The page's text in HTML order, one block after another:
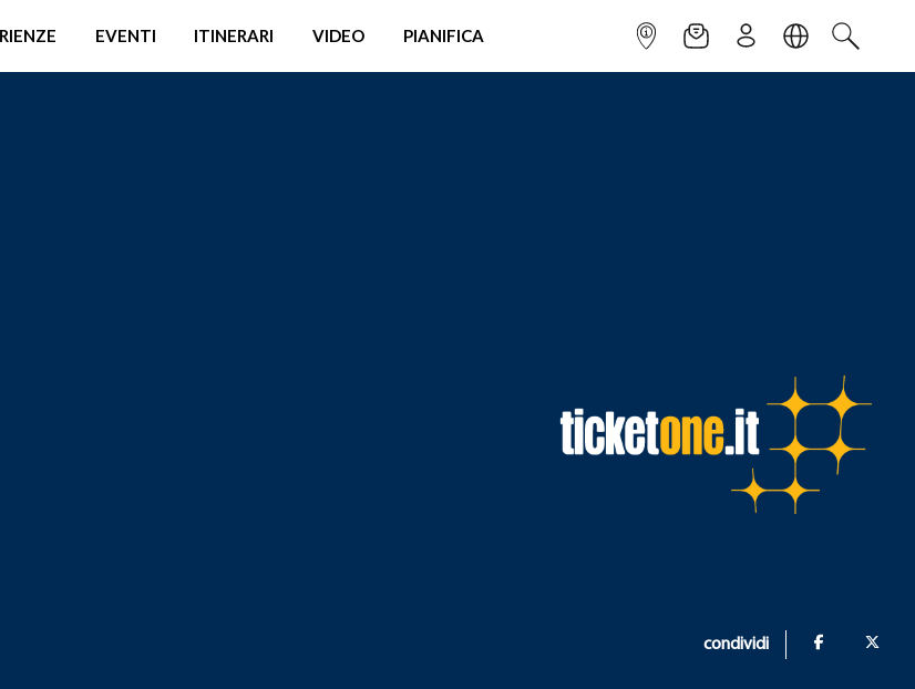
EVENTI ITINERARI VIDEO PIANIFICA INFOPOINTNEWSLETTER
ISCRIVITILINGUACERCA
condividi